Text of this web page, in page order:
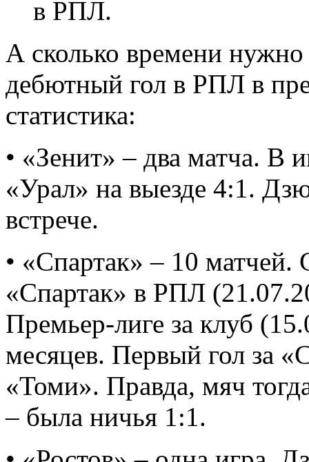
в РПЛ.
А сколько времени
дебютный гол в РПЛ в
статистика:
• «Зенит» – два матча. В
«Урал» на выезде 4:1.
встрече.
• «Спартак» – 10 матчей.
«Спартак» в РПЛ
Премьер-лиге за клуб
месяцев. Первый гол за
«Томи». Правда, мяч
– была ничья 1:1.